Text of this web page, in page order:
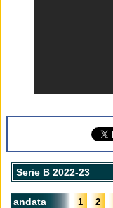
Serie B 2022-23
andata 1 2